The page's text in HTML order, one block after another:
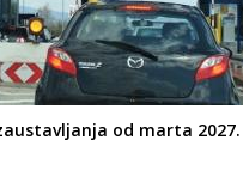
od marta 2027.